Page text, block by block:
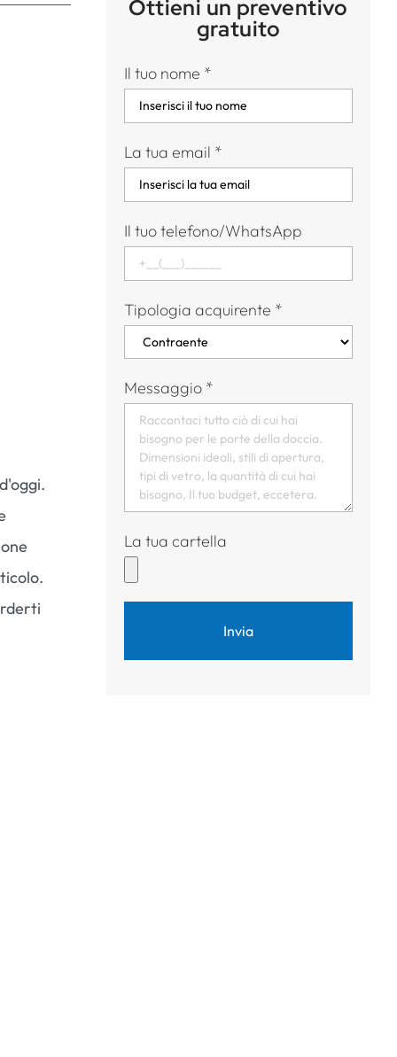
Ottieni un preventivo
gratuito
Il tuo nome *
La tua email *
Il tuo telefono/WhatsApp
Tipologia acquirente *
Messaggio *
La tua cartella
Invia